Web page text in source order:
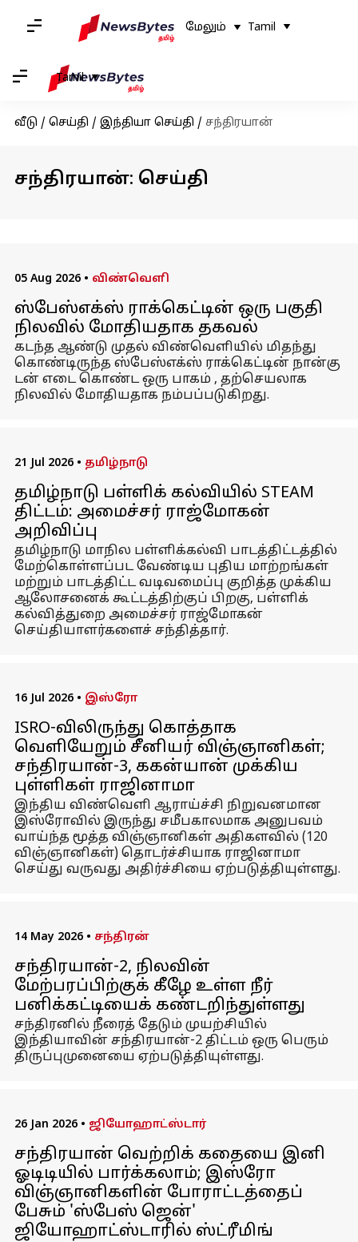
மேலும் Tamil
Tamil
வீடு / செய்தி / இந்தியா செய்தி / சந்திரயான்
சந்திரயான்: செய்தி
05 Aug 2026 • விண்வெளி
ஸ்பேஸ்எக்ஸ் ராக்கெட்டின் ஒரு பகுதி
நிலவில் மோதியதாக தகவல்
கடந்த ஆண்டு முதல் விண்வெளியில் மிதந்து
கொண்டிருந்த ஸ்பேஸ்எக்ஸ் ராக்கெட்டின் நான்கு
டன் எடை கொண்ட ஒரு பாகம் , தற்செயலாக
நிலவில் மோதியதாக நம்பப்படுகிறது.
21 Jul 2026 • தமிழ்நாடு
தமிழ்நாடு பள்ளிக் கல்வியில் STEAM
திட்டம்: அமைச்சர் ராஜ்மோகன்
அறிவிப்பு
தமிழ்நாடு மாநில பள்ளிக்கல்வி பாடத்திட்டத்தில்
மேற்கொள்ளப்பட வேண்டிய புதிய மாற்றங்கள்
மற்றும் பாடத்திட்ட வடிவமைப்பு குறித்த முக்கிய
ஆலோசனைக் கூட்டத்திற்குப் பிறகு, பள்ளிக்
கல்வித்துறை அமைச்சர் ராஜ்மோகன்
செய்தியாளர்களைச் சந்தித்தார்.
16 Jul 2026 • இஸ்ரோ
ISRO-விலிருந்து கொத்தாக
வெளியேறும் சீனியர் விஞ்ஞானிகள்;
சந்திரயான்-3, ககன்யான் முக்கிய
புள்ளிகள் ராஜினாமா
இந்திய விண்வெளி ஆராய்ச்சி நிறுவனமான
இஸ்ரோவில் இருந்து சமீபகாலமாக அனுபவம்
வாய்ந்த மூத்த விஞ்ஞானிகள் அதிகளவில் (120
விஞ்ஞானிகள்) தொடர்ச்சியாக ராஜினாமா
செய்து வருவது அதிர்ச்சியை ஏற்படுத்தியுள்ளது.
14 May 2026 • சந்திரன்
சந்திரயான்-2, நிலவின்
மேற்பரப்பிற்குக் கீழே உள்ள நீர்
பனிக்கட்டியைக் கண்டறிந்துள்ளது
சந்திரனில் நீரைத் தேடும் முயற்சியில்
இந்தியாவின் சந்திரயான்-2 திட்டம் ஒரு பெரும்
திருப்புமுனையை ஏற்படுத்தியுள்ளது.
26 Jan 2026 • ஜியோஹாட்ஸ்டார்
சந்திரயான் வெற்றிக் கதையை இனி
ஓடிடியில் பார்க்கலாம்; இஸ்ரோ
விஞ்ஞானிகளின் போராட்டத்தைப்
பேசும் 'ஸ்பேஸ் ஜென்'
ஜியோஹாட்ஸ்டாரில் ஸ்ட்ரீமிங்